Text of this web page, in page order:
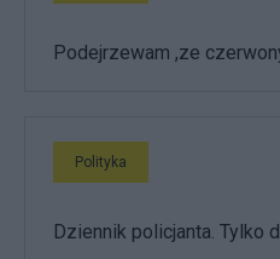
Podejrzewam ,ze
Polityka
Dziennik policjanta. Tylko